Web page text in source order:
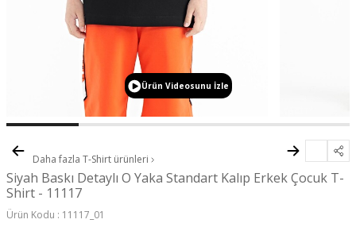
Ürün Videosunu İzle
Daha fazla T-Shirt ürünleri
Siyah Baskı Detaylı O Yaka Standart Kalıp Erkek Çocuk T-
Shirt - 11117
Ürün Kodu : 11117_01